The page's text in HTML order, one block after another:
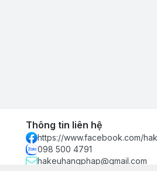
Thông tin liên hệ
https://www.facebook.com/
098 500 4791
hakeuhangphap@gmail.com